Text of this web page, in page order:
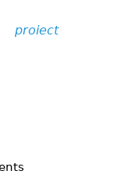
proiect